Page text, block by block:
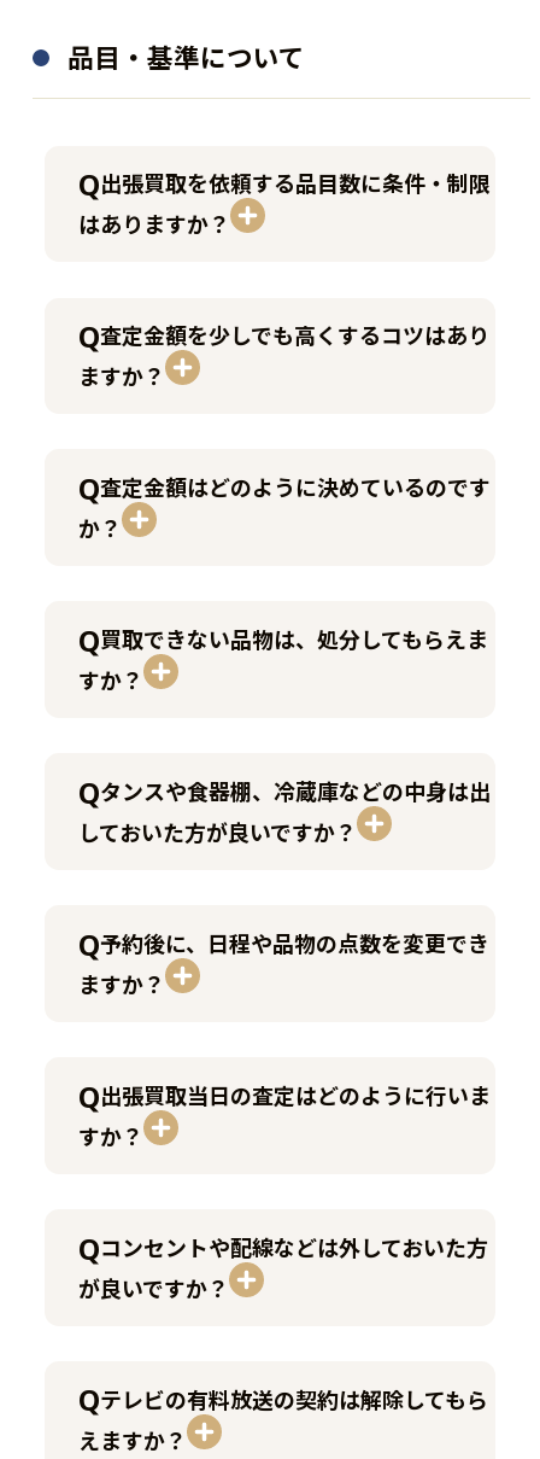
立会者の従業員証明書類
（3か月以内に発行された原
本）
たは登記簿謄本の原本
（運転免許証・マイナンバ
ーカードなど）※コピー不
可
訪問先の賃貸借契約書また
品目・基準について
出張買取を依頼する品目数に条件・制限
はありますか？
査定金額を少しでも高くするコツはあり
ますか？
査定金額はどのように決めているのです
か？
買取できない品物は、処分してもらえま
すか？
タンスや食器棚、冷蔵庫などの中身は出
しておいた方が良いですか？
予約後に、日程や品物の点数を変更でき
ますか？
出張買取当日の査定はどのように行いま
すか？
コンセントや配線などは外しておいた方
が良いですか？
テレビの有料放送の契約は解除してもら
えますか？